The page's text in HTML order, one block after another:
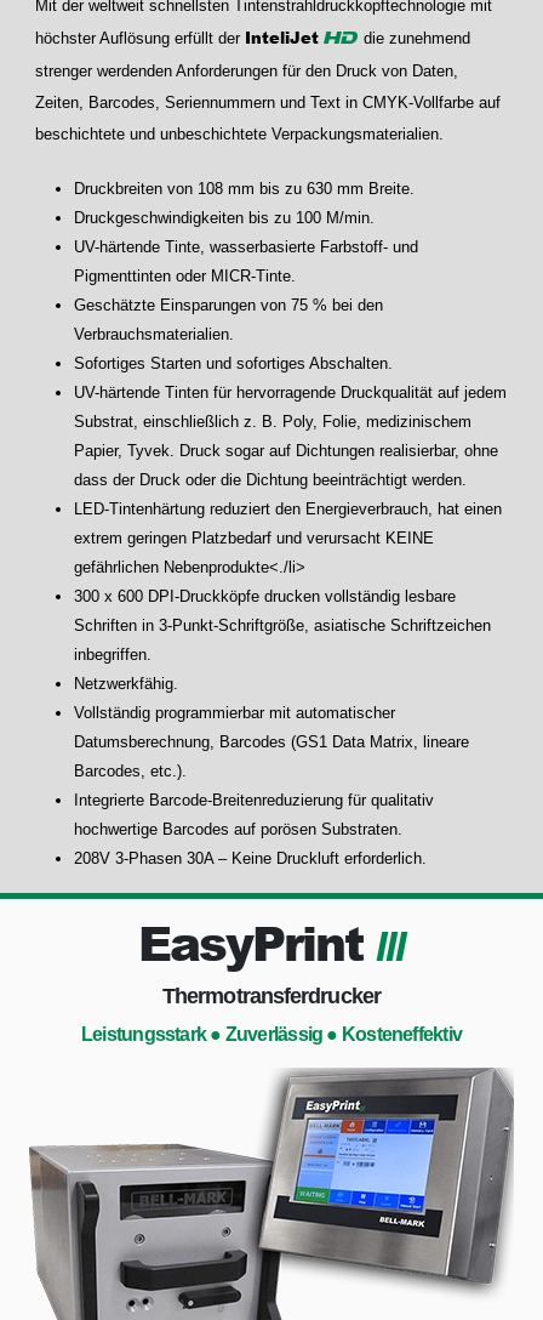
Mit der weltweit schnellsten Tintenstrahldruckkopftechnologie mit
höchster Auflösung erfüllt der InteliJet HDdie zunehmend
strenger werdenden Anforderungen für den Druck von Daten,
Zeiten, Barcodes, Seriennummern und Text in CMYK-Vollfarbe auf
beschichtete und unbeschichtete Verpackungsmaterialien.
Druckbreiten von 108 mm bis zu 630 mm Breite.
Druckgeschwindigkeiten bis zu 100 M/min.
UV-härtende Tinte, wasserbasierte Farbstoff- und
Pigmenttinten oder MICR-Tinte.
Geschätzte Einsparungen von 75 % bei den
Verbrauchsmaterialien.
Sofortiges Starten und sofortiges Abschalten.
UV-härtende Tinten für hervorragende Druckqualität auf jedem
Substrat, einschließlich z. B. Poly, Folie, medizinischem
Papier, Tyvek. Druck sogar auf Dichtungen realisierbar, ohne
dass der Druck oder die Dichtung beeinträchtigt werden.
LED-Tintenhärtung reduziert den Energieverbrauch, hat einen
extrem geringen Platzbedarf und verursacht KEINE
gefährlichen Nebenprodukte<./li>
300 x 600 DPI-Druckköpfe drucken vollständig lesbare
Schriften in 3-Punkt-Schriftgröße, asiatische Schriftzeichen
inbegriffen.
Netzwerkfähig.
Vollständig programmierbar mit automatischer
Datumsberechnung, Barcodes (GS1 Data Matrix, lineare
Barcodes, etc.).
Integrierte Barcode-Breitenreduzierung für qualitativ
hochwertige Barcodes auf porösen Substraten.
208V 3-Phasen 30A – Keine Druckluft erforderlich.
EasyPrintIII
Thermotransferdrucker
Leistungsstark ● Zuverlässig ● Kosteneffektiv